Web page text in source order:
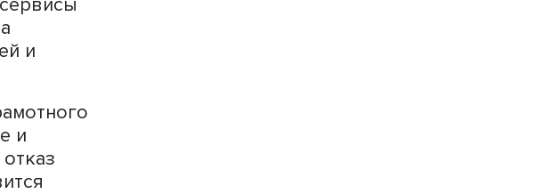
что
в состоянии
на
видимость
из-за